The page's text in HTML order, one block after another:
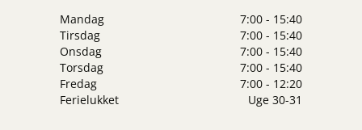
Mandag
7:00 - 15:40
Tirsdag
7:00 - 15:40
Onsdag
7:00 - 15:40
Torsdag
7:00 - 15:40
Fredag
7:00 - 12:20
Ferielukket
Uge 30-31